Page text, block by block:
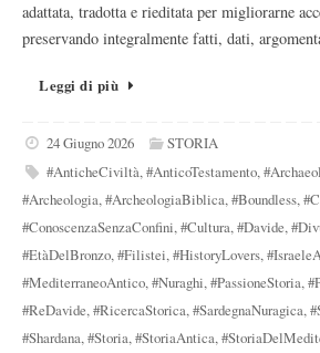
adattata, tradotta e rieditata per migliorarne
preservando integralmente fatti, dati,
Leggi di più
24 Giugno 2026
STORIA
#AnticheCiviltà,#AnticoTestamento,
#Archeologia,#ArcheologiaBiblica,#Boundless,
#ConoscenzaSenzaConfini,#Cultura,#Davide,
#EtàDelBronzo,#Filistei,#HistoryLovers,
#MediterraneoAntico,#Nuraghi,#PassioneStoria,
#ReDavide,#RicercaStorica,#SardegnaNuragica,
#Shardana,#Storia,#StoriaAntica,